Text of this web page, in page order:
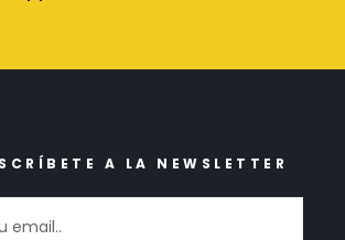
A LA NEWSLETTER